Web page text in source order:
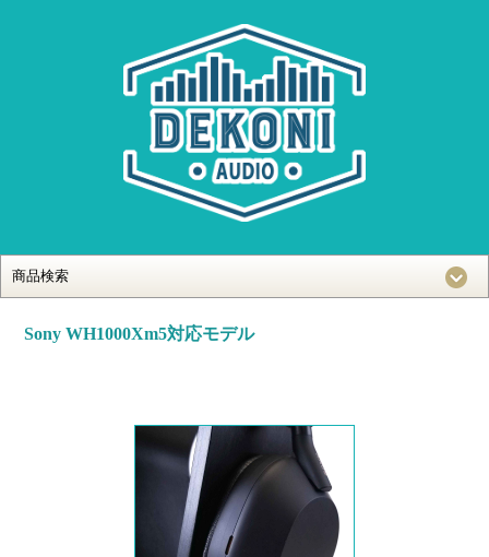
Sony WH1000Xm5対応モデル